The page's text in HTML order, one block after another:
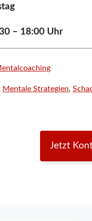
– 18:00 Uhr
Mentale Strategien,
Jetzt